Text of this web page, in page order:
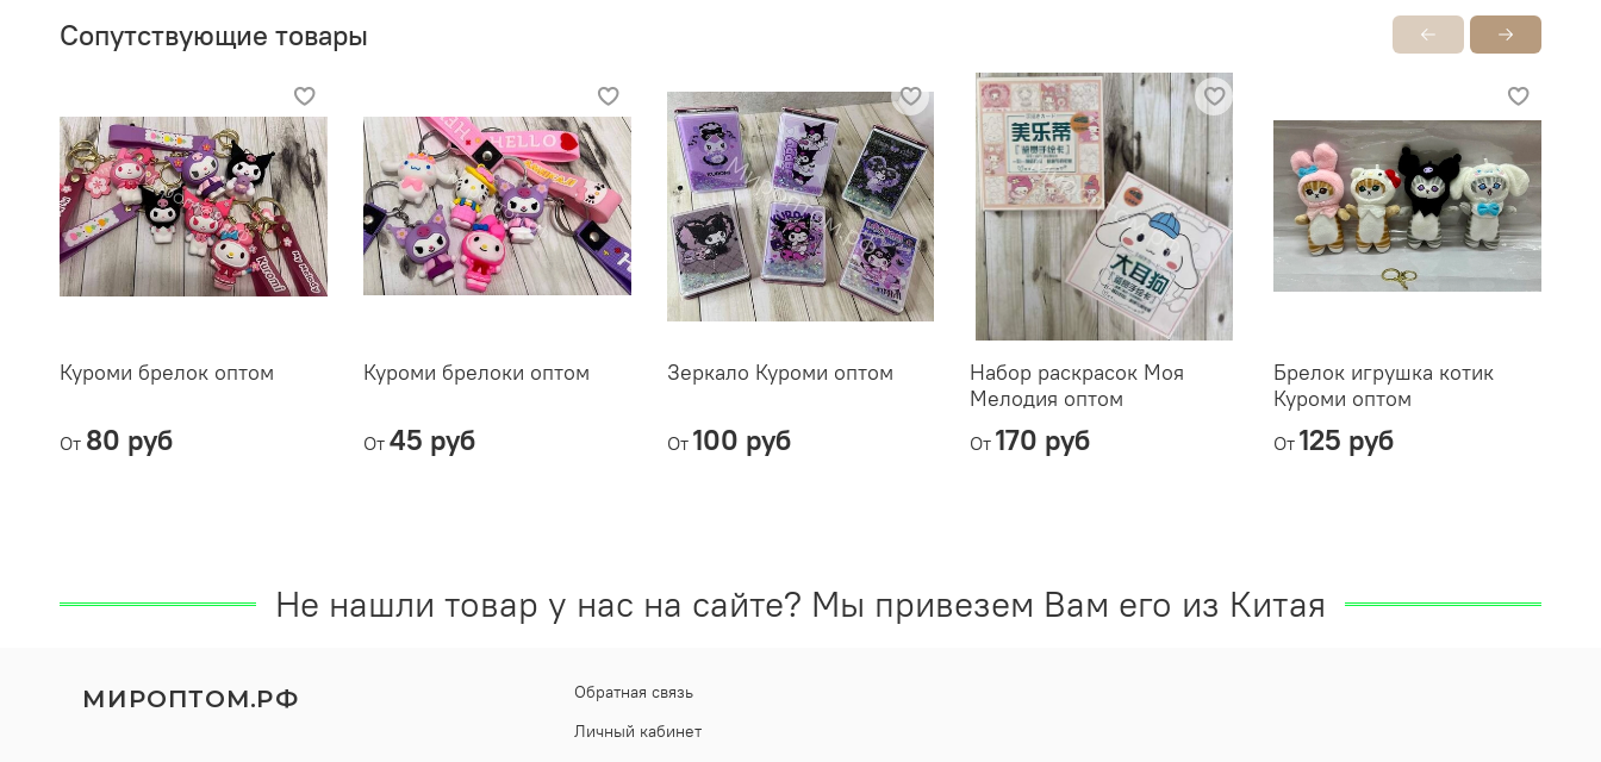
Сопутствующие товары
Куроми брелок оптом
От 80 руб
Куроми брелоки оптом
От 45 руб
Зеркало Куроми оптом
От 100 руб
Набор раскрасок Моя
Мелодия оптом
От 170 руб
Брелок игрушка котик
Куроми оптом
От 125 руб
Не нашли товар у нас на сайте? Мы привезем Вам его из Китая
Обратная связь
Личный кабинет
МИРОПТОМ.РФ